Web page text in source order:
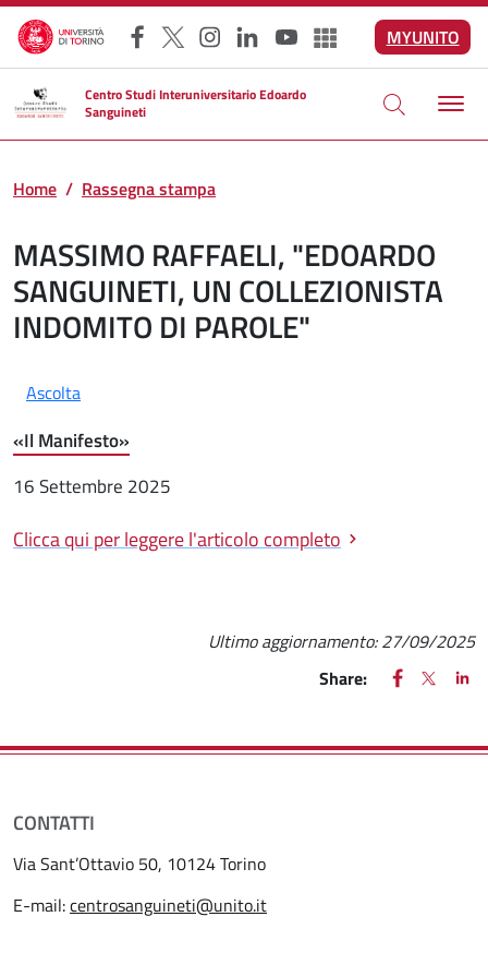
Salta al contenuto principale
Facebook
X Instagram
LinkedInYouTubeAltri social
MYUNITO
Centro Studi Interuniversitario Edoardo
Sanguineti
Home Rassegna stampa
MASSIMO RAFFAELI, "EDOARDO
SANGUINETI, UN COLLEZIONISTA
INDOMITO DI PAROLE"
Ascolta
«Il Manifesto»
16 Settembre 2025
Clicca qui per leggere l'articolo completo
Ultimo aggiornamento:27/09/2025
Share:
FACEBOOK
(apre una
X
(apre
CONTATTI
Via Sant’Ottavio 50, 10124 Torino
E-mail:centrosanguineti@unito.it